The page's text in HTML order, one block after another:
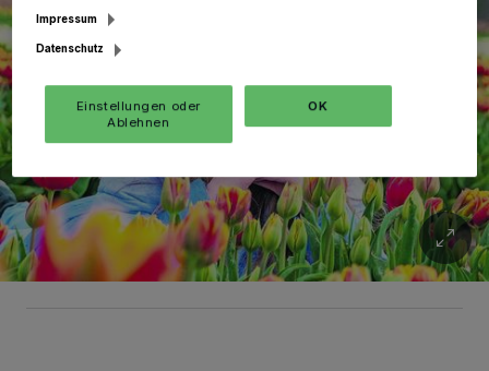
Impressum
Datenschutz
Einstellungen oder
Ablehnen
OK